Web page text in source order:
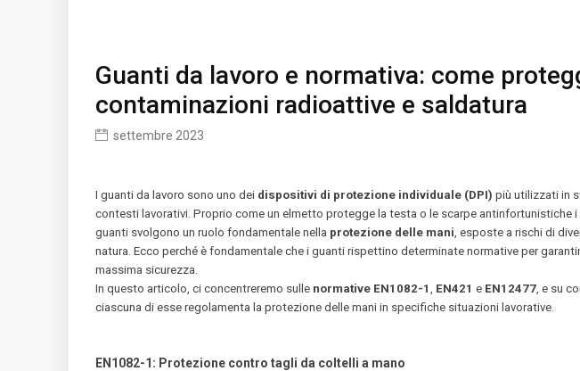
Guanti da lavoro e normativa: come
contaminazioni radioattive e saldatura
settembre 2023
I guanti da lavoro sono uno dei dispositivi di protezione individuale (DPI) più utilizzati in
contesti lavorativi. Proprio come un elmetto protegge la testa o le scarpe antinfortunistiche i
guanti svolgono un ruolo fondamentale nella protezione delle mani, esposte a rischi di
natura. Ecco perché è fondamentale che i guanti rispettino determinate normative per
massima sicurezza.
In questo articolo, ci concentreremo sulle normative EN1082-1 , EN421 e EN12477, e su
ciascuna di esse regolamenta la protezione delle mani in specifiche situazioni lavorative.
EN1082-1: Protezione contro tagli da coltelli a mano